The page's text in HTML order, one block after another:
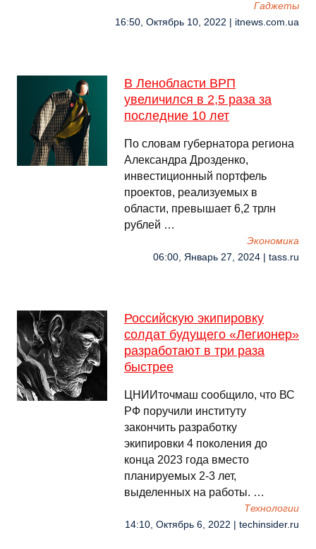
Гаджеты
16:50, Октябрь 10, 2022 | itnews.com.ua
В Ленобласти ВРП
увеличился в 2,5 раза за
последние 10 лет
По словам губернатора региона
Александра Дрозденко,
инвестиционный портфель
проектов, реализуемых в
области, превышает 6,2 трлн
рублей …
Экономика
06:00, Январь 27, 2024 | tass.ru
Российскую экипировку
солдат будущего «Легионер»
разработают в три раза
быстрее
ЦНИИточмаш сообщило, что ВС
РФ поручили институту
закончить разработку
экипировки 4 поколения до
конца 2023 года вместо
планируемых 2-3 лет,
выделенных на работы. …
Технологии
14:10, Октябрь 6, 2022 | techinsider.ru